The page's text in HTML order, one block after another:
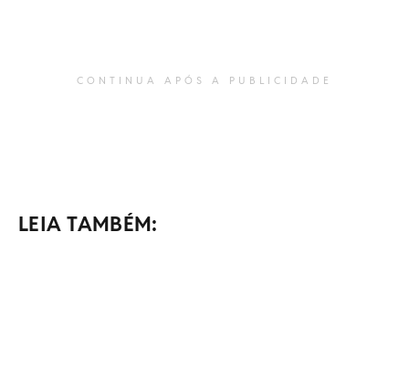
CONTINUA APÓS A PUBLICIDADE
LEIA TAMBÉM: